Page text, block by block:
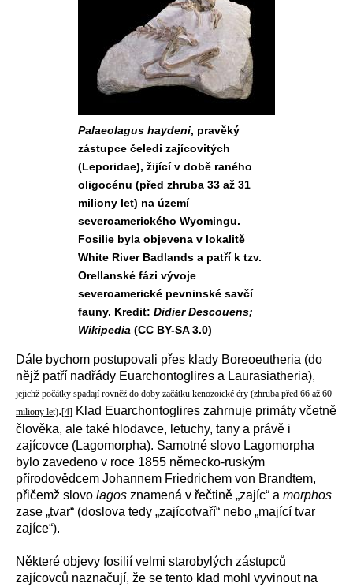
Palaeolagus haydeni, pravěký
zástupce čeledi zajícovitých
(Leporidae), žijící v době raného
oligocénu (před zhruba 33 až 31
miliony let) na území
severoamerického Wyomingu.
Fosilie byla objevena v lokalitě
White River Badlands a patří k tzv.
Orellanské fázi vývoje
severoamerické pevninské savčí
fauny. Kredit: Didier Descouens;
Wikipedia (CC BY-SA 3.0)
Dále bychom postupovali přes klady Boreoeutheria (do
nějž patří nadřády Euarchontoglires a Laurasiatheria),
jejichž počátky spadají rovněž do doby začátku kenozoické éry (zhruba před 66 až 60
miliony let).[4] Klad Euarchontoglires zahrnuje primáty včetně
člověka, ale také hlodavce, letuchy, tany a právě i
zajícovce (Lagomorpha). Samotné slovo Lagomorpha
bylo zavedeno v roce 1855 německo-ruským
přírodovědcem Johannem Friedrichem von Brandtem,
přičemž slovo lagos znamená v řečtině „zajíc“ a morphos
zase „tvar“ (doslova tedy „zajícotvaří“ nebo „mající tvar
zajíce“).
Některé objevy fosilií velmi starobylých zástupců
zajícovců naznačují, že se tento klad mohl vyvinout na